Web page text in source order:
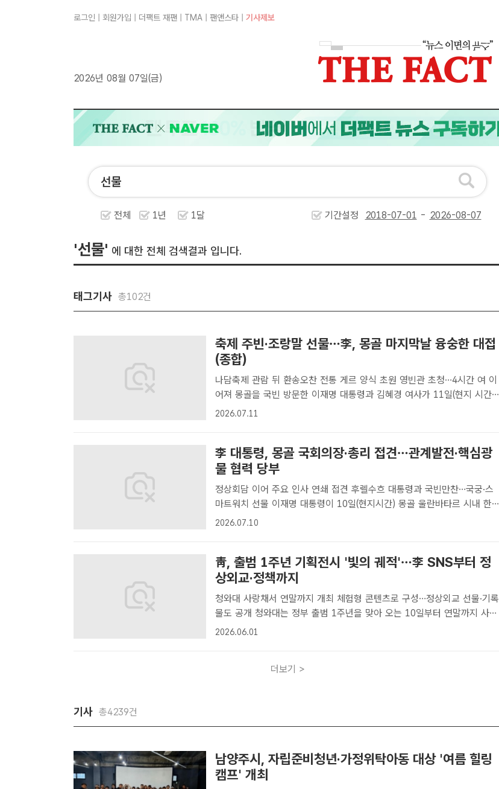
로그인 회원가입 더팩트 재팬 TMA 팬앤스타 기사제보
2026년 08월 07일(금)
전체 1년 1달 기간설정 -
'선물' 에 대한 전체 검색결과 입니다.
태그기사 총102건
축제 주빈·조랑말 선물…李, 몽골 마지막날 융숭한 대접
(종합)
나담축제 관람 뒤 환송오찬 전통 게르 양식 초원 영빈관 초청…4시간 여 이
어져 몽골을 국빈 방문한 이재명 대통령과 김혜경 여사가 11일(현지 시간)
울란바타르 국립체육경기장에서 열린 나담축제 개막식에서 오흐나 후렐수
2026.07.11
李 대통령, 몽골 국회의장·총리 접견…관계발전·핵심광
물 협력 당부
정상회담 이어 주요 인사 연쇄 접견 후렐수흐 대통령과 국빈만찬…국궁·스
마트워치 선물 이재명 대통령이 10일(현지시간) 몽골 울란바타르 시내 한
호텔에서 냠 오소르 오츠랄 총리를 접견하고 기념촬영을 하고 있다. /뉴시스
2026.07.10
靑, 출범 1주년 기획전시 '빛의 궤적'…李 SNS부터 정
상외교·정책까지
청와대 사랑채서 연말까지 개최 체험형 콘텐츠로 구성…정상외교 선물·기록
물도 공개 청와대는 정부 출범 1주년을 맞아 오는 10일부터 연말까지 사랑
채에서 국민주권정부의 지난 1년 성과를 국민과 함께 돌아보는 기획전시
2026.06.01
더보기 >
기사 총4239건
남양주시, 자립준비청년·가정위탁아동 대상 '여름 힐링
캠프' 개최